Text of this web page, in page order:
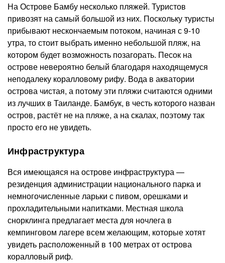
На Острове Бамбу несколько пляжей. Туристов
привозят на самый большой из них. Поскольку туристы
прибывают нескончаемым потоком, начиная с 9-10
утра, то стоит выбрать именно небольшой пляж, на
котором будет возможность позагорать. Песок на
острове невероятно белый благодаря находящемуся
неподалеку коралловому рифу. Вода в акватории
острова чистая, а потому эти пляжи считаются одними
из лучших в Таиланде. Бамбук, в честь которого назван
остров, растёт не на пляже, а на скалах, поэтому так
просто его не увидеть.
Инфраструктура
Вся имеющаяся на острове инфраструктура —
резиденция администрации национального парка и
немногочисленные ларьки с пивом, орешками и
прохладительными напитками. Местная школа
снорклинга предлагает места для ночлега в
кемпинговом лагере всем желающим, которые хотят
увидеть расположенный в 100 метрах от острова
коралловый риф.